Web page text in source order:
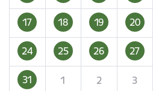
17 18 19 20
24 25 26 27
31 1 2 3